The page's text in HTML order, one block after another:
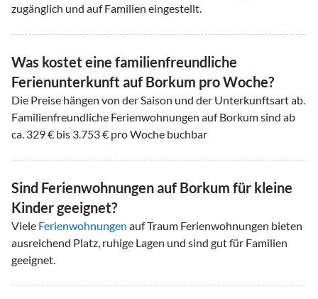
zugänglich und auf Familien eingestellt.
Was kostet eine familienfreundliche
Ferienunterkunft auf Borkum pro Woche?
Die Preise hängen von der Saison und der Unterkunftsart ab.
Familienfreundliche Ferienwohnungen auf Borkum sind ab
ca. 329 € bis 3.753 € pro Woche buchbar
Sind Ferienwohnungen auf Borkum für kleine
Kinder geeignet?
Viele Ferienwohnungen auf Traum Ferienwohnungen bieten
ausreichend Platz, ruhige Lagen und sind gut für Familien
geeignet.